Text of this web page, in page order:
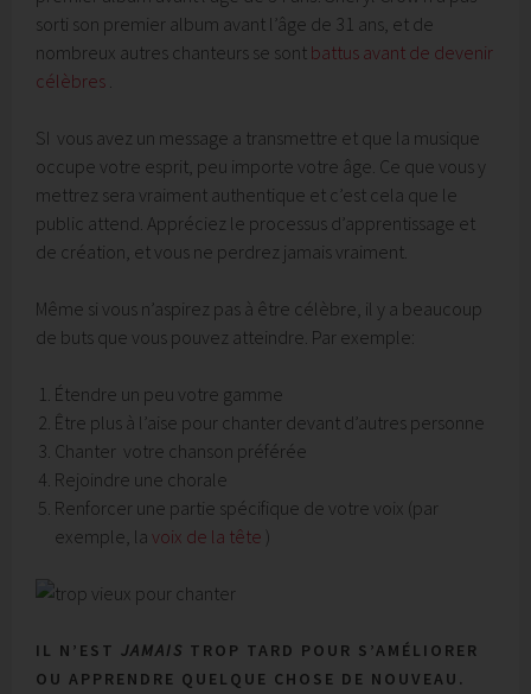
sorti son premier album avant l’âge de 31 ans, et de
nombreux autres chanteurs se sont battus avant de devenir
célèbres
SI vous avez un message a transmettre et que la musique
occupe votre esprit, peu importe votre âge. Ce que vous y
mettrez sera vraiment authentique et c’est cela que le
public attend. Appréciez le processus d’apprentissage et
de création, et vous ne perdrez jamais vraiment.
Même si vous n’aspirez pas à être célèbre, il y a beaucoup
de buts que vous pouvez atteindre. Par exemple:
Étendre un peu votre gamme
Être plus à l’aise pour chanter devant d’autres personne
Chanter votre chanson préférée
Rejoindre une chorale
Renforcer une partie spécifique de votre voix (par
exemple, lavoix de la tête )
IL N’ESTJAMAIS TROP TARD POUR S’AMÉLIORER
OU APPRENDRE QUELQUE CHOSE DE NOUVEAU.